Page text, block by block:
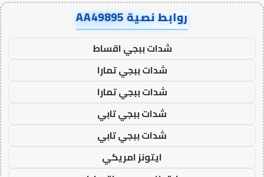
روابط نصية AA49895
شدات ببجي اقساط
شدات ببجي تمارا
شدات ببجي تمارا
شدات ببجي تابي
شدات ببجي تابي
ايتونز امريكي